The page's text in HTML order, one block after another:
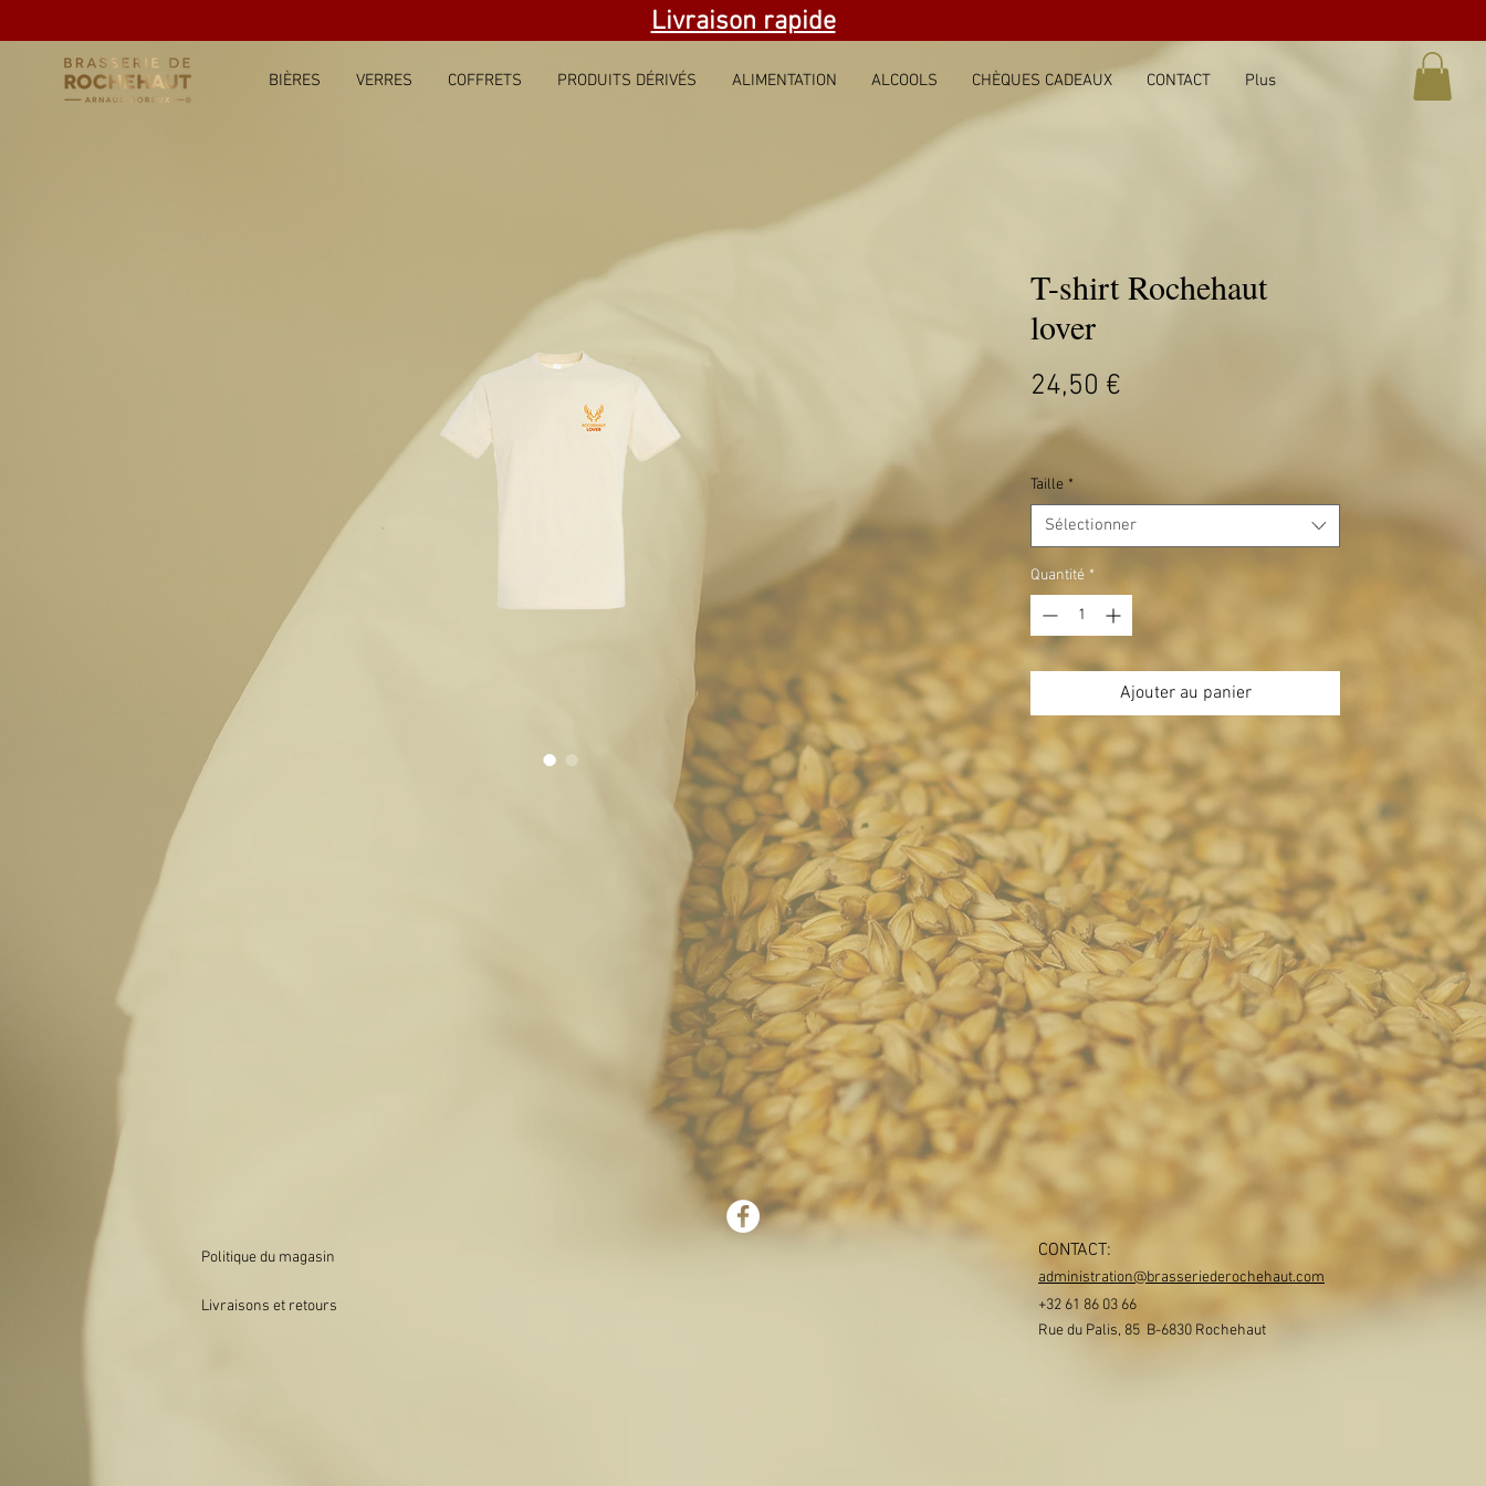
Livraison rapide
BIÈRES VERRES COFFRETS PRODUITS DÉRIVÉS ALIMENTATION ALCOOLS CHÈQUES CADEAUX CONTACT Plus
T-shirt Rochehaut
lover
24,50 €
Taille *
Sélectionner
Quantité *
Ajouter au panier
Politique du magasin
Livraisons et retours
CONTACT:
administration@brasseriederochehaut.com
+32 61 86 03 66
Rue du Palis, 85 B-6830 Rochehaut